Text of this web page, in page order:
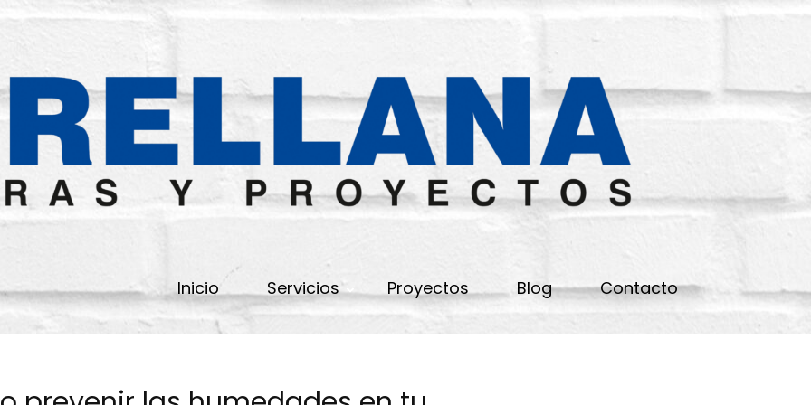
Inicio Servicios Proyectos Blog Contacto